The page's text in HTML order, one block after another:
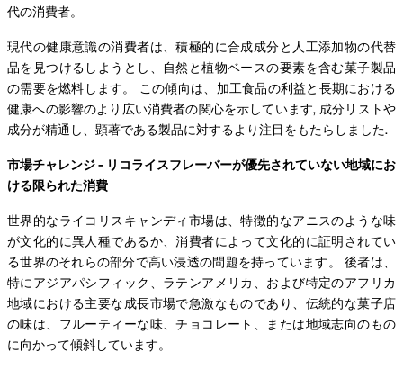
代の消費者。
現代の健康意識の消費者は、積極的に合成成分と人工添加物の代替
品を見つけるしようとし、自然と植物ベースの要素を含む菓子製品
の需要を燃料します。 この傾向は、加工食品の利益と長期における
健康への影響のより広い消費者の関心を示しています, 成分リストや
成分が精通し、顕著である製品に対するより注目をもたらしました.
市場チャレンジ - リコライスフレーバーが優先されていない地域にお
ける限られた消費
世界的なライコリスキャンディ市場は、特徴的なアニスのような味
が文化的に異人種であるか、消費者によって文化的に証明されてい
る世界のそれらの部分で高い浸透の問題を持っています。 後者は、
特にアジアパシフィック、ラテンアメリカ、および特定のアフリカ
地域における主要な成長市場で急激なものであり、伝統的な菓子店
の味は、フルーティーな味、チョコレート、または地域志向のもの
に向かって傾斜しています。